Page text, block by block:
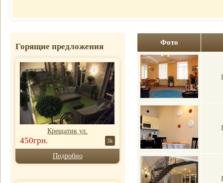
Недорогие
молодоженов
Фавола Аватара
Венецианские
Горящие предложения
Крещатик ул.
450грн. 3k
Подробно
Фото